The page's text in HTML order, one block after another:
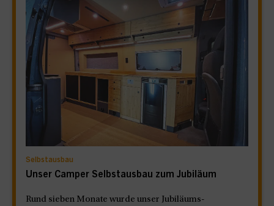
Selbstausbau
Unser Camper Selbstausbau zum Jubiläum
Rund sieben Monate wurde unser Jubiläums-